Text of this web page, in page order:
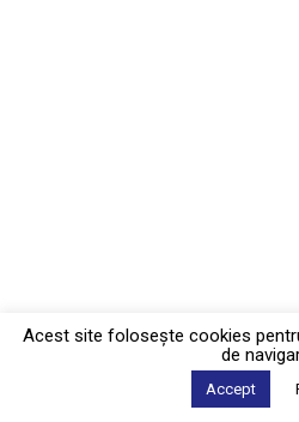
Acest site foloseşte cookies
de
Accept